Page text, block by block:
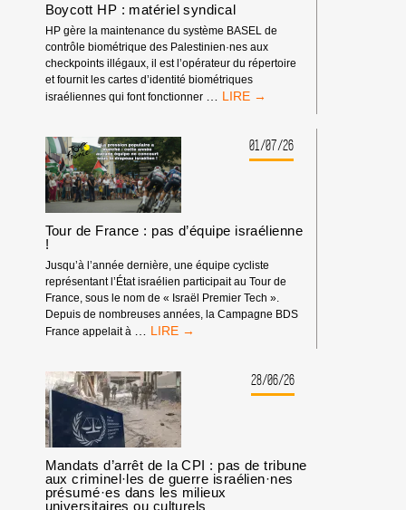
Boycott HP : matériel syndical
HP gère la maintenance du système BASEL de
contrôle biométrique des Palestinien·nes aux
checkpoints illégaux, il est l’opérateur du répertoire
et fournit les cartes d’identité biométriques
israéliennes qui font fonctionner
BOYCOTT
MATÉRIEL
SYNDICAL
01/07/26
Tour de France : pas d’équipe israélienne
!
Jusqu’à l’année dernière, une équipe cycliste
représentant l’État israélien participait au Tour de
France, sous le nom de « Israël Premier Tech ».
Depuis de nombreuses années, la Campagne BDS
France appelait à … TOUR
:
PAS
D’ÉQUIPE
ISRAÉLIENNE
!
28/06/26
Mandats d’arrêt de la CPI : pas de tribune
aux criminel·les de guerre israélien·nes
présumé·es dans les milieux
universitaires ou culturels